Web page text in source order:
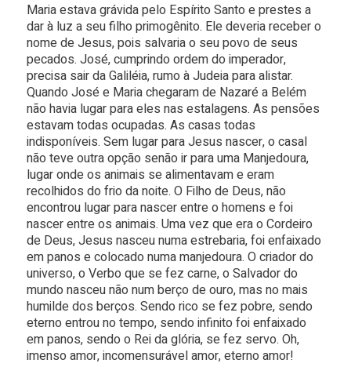
Maria estava grávida pelo Espírito Santo e prestes a
dar à luz a seu filho primogênito. Ele deveria receber o
nome de Jesus, pois salvaria o seu povo de seus
pecados. José, cumprindo ordem do imperador,
precisa sair da Galiléia, rumo à Judeia para alistar.
Quando José e Maria chegaram de Nazaré a Belém
não havia lugar para eles nas estalagens. As pensões
estavam todas ocupadas. As casas todas
indisponíveis. Sem lugar para Jesus nascer, o casal
não teve outra opção senão ir para uma Manjedoura,
lugar onde os animais se alimentavam e eram
recolhidos do frio da noite. O Filho de Deus, não
encontrou lugar para nascer entre o homens e foi
nascer entre os animais. Uma vez que era o Cordeiro
de Deus, Jesus nasceu numa estrebaria, foi enfaixado
em panos e colocado numa manjedoura. O criador do
universo, o Verbo que se fez carne, o Salvador do
mundo nasceu não num berço de ouro, mas no mais
humilde dos berços. Sendo rico se fez pobre, sendo
eterno entrou no tempo, sendo infinito foi enfaixado
em panos, sendo o Rei da glória, se fez servo. Oh,
imenso amor, incomensurável amor, eterno amor!